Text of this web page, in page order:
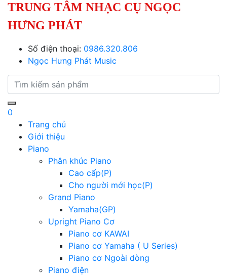
TRUNG TÂM NHẠC CỤ NGỌC
HƯNG PHÁT
Số điện thoại: 0986.320.806
Ngọc Hưng Phát Music
0
Trang chủ
Giới thiệu
Piano
Phân khúc Piano
Cao cấp(P)
Cho người mới học(P)
Grand Piano
Yamaha(GP)
Upright Piano Cơ
Piano cơ KAWAI
Piano cơ Yamaha ( U Series)
Piano cơ Ngoài dòng
Piano điện